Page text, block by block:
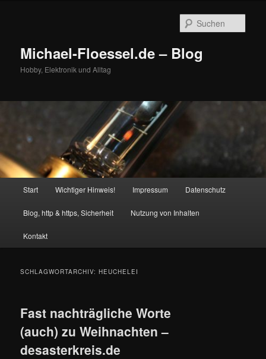
Michael-Floessel.de – Blog
Hobby, Elektronik und Alltag
Start Wichtiger Hinweis! Impressum Datenschutz
Blog, http & https, Sicherheit Nutzung von Inhalten
Kontakt
SCHLAGWORTARCHIV:HEUCHELEI
Fast nachträgliche Worte
(auch) zu Weihnachten –
desasterkreis.de